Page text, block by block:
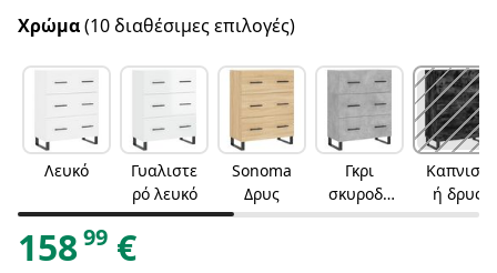
Χρώμα(10 διαθέσιμες επιλογές)
Λευκό
Γυαλιστε
ρό λευκό
Sonoma
Δρυς
Γκρι
σκυροδέ
ματος
Καπνιστ
ή δρυς
15899 €